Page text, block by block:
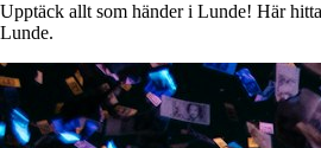
Upptäck allt som händer i Lunde! Här
Lunde.